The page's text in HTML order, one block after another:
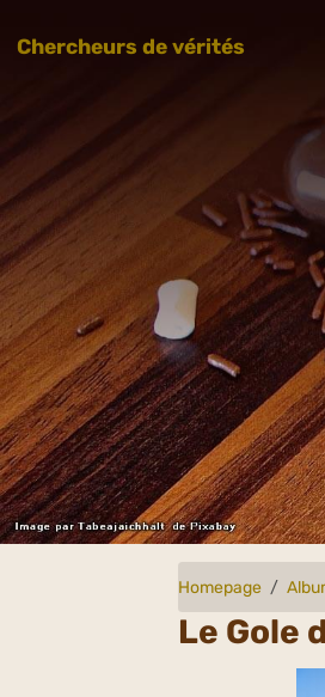
Chercheurs de vérités
Homepage
Le Gole